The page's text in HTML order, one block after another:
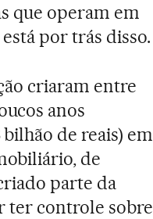
que operam em
por trás disso.
criaram entre
anos
de reais) em
de
parte da
ter controle sobre